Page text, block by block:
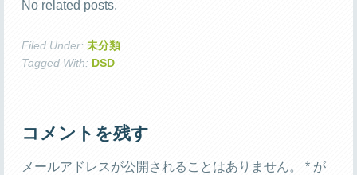
No related posts.
Filed Under: 未分類
Tagged With: DSD
コメントを残す
メールアドレスが公開されることはありません。 *が